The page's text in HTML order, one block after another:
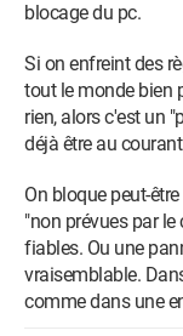
blocage du pc.
Si on enfreint des
tout le monde bien
rien, alors c'est un
déjà être au
On bloque peut-
"non prévues par
fiables. Ou une
vraisemblable.
comme dans une